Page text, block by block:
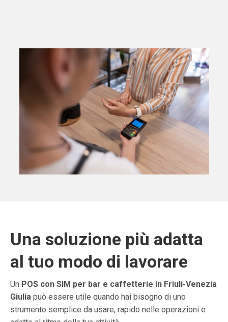
Una soluzione più adatta
al tuo modo di lavorare
Un POS con SIM per bar e caffetterie in Friuli-Venezia
Giulia può essere utile quando hai bisogno di uno
strumento semplice da usare, rapido nelle operazioni e